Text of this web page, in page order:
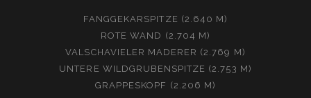
FANGGEKARSPITZE (2.640 M)
ROTE WAND (2.704 M)
VALSCHAVIELER MADERER (2.769 M)
UNTERE WILDGRUBENSPITZE (2.753 M)
GRAPPESKOPF (2.206 M)